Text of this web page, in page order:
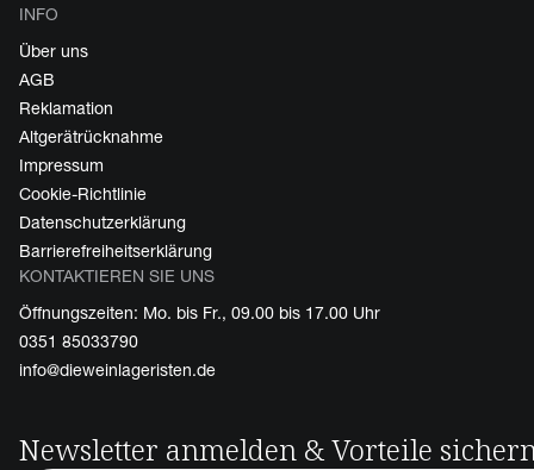
INFO
Über uns
AGB
Reklamation
Altgerätrücknahme
Impressum
Cookie-Richtlinie
Datenschutzerklärung
Barrierefreiheitserklärung
KONTAKTIEREN SIE UNS
Öffnungszeiten: Mo. bis Fr., 09.00 bis 17.00 Uhr
0351 85033790
info@dieweinlageristen.de
Newsletter anmelden & Vorteile